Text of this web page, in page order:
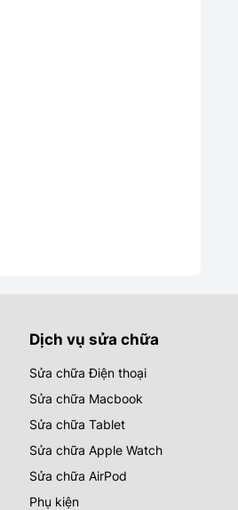
Dịch vụ sửa chữa
Sửa chữa Điện thoại
Sửa chữa Macbook
Sửa chữa Tablet
Sửa chữa Apple Watch
Sửa chữa AirPod
Phụ kiện